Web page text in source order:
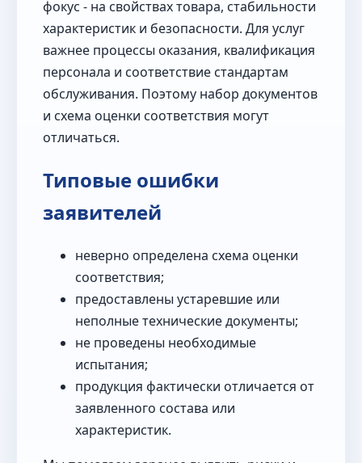
фокус - на свойствах товара, стабильности
характеристик и безопасности. Для услуг
важнее процессы оказания, квалификация
персонала и соответствие стандартам
обслуживания. Поэтому набор документов
и схема оценки соответствия могут
отличаться.
Типовые ошибки
заявителей
неверно определена схема оценки
соответствия;
предоставлены устаревшие или
неполные технические документы;
не проведены необходимые
испытания;
продукция фактически отличается от
заявленного состава или
характеристик.